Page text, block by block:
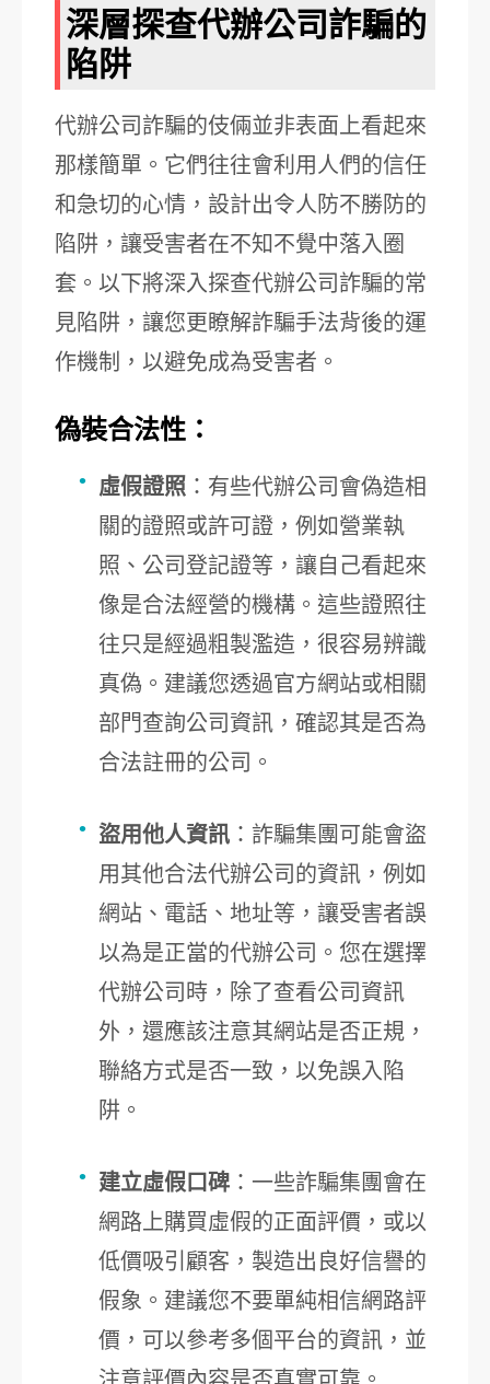
深層探查代辦公司詐騙的
陷阱
代辦公司詐騙的伎倆並非表面上看起來
那樣簡單。它們往往會利用人們的信任
和急切的心情，設計出令人防不勝防的
陷阱，讓受害者在不知不覺中落入圈
套。以下將深入探查代辦公司詐騙的常
見陷阱，讓您更瞭解詐騙手法背後的運
作機制，以避免成為受害者。
偽裝合法性：
虛假證照 ：有些代辦公司會偽造相
關的證照或許可證，例如營業執
照、公司登記證等，讓自己看起來
像是合法經營的機構。這些證照往
往只是經過粗製濫造，很容易辨識
真偽。建議您透過官方網站或相關
部門查詢公司資訊，確認其是否為
合法註冊的公司。
盜用他人資訊 ：詐騙集團可能會盜
用其他合法代辦公司的資訊，例如
網站、電話、地址等，讓受害者誤
以為是正當的代辦公司。您在選擇
代辦公司時，除了查看公司資訊
外，還應該注意其網站是否正規，
聯絡方式是否一致，以免誤入陷
阱。
建立虛假口碑 ：一些詐騙集團會在
網路上購買虛假的正面評價，或以
低價吸引顧客，製造出良好信譽的
假象。建議您不要單純相信網路評
價，可以參考多個平台的資訊，並